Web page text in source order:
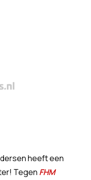
heeft een
Tegen FHM